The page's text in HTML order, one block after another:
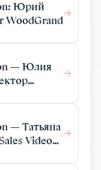
Юрий
WoodGrand
— Юлия
— Татьяна
Video